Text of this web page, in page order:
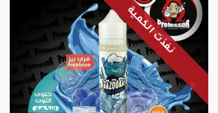
نفذت الكمية